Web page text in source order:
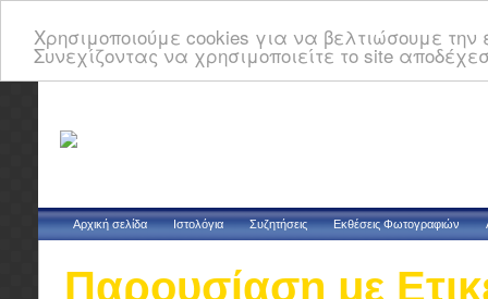
Χρησιμοποιούμε cookies για να βελτιώσουμε
Συνεχίζοντας να χρησιμοποιείτε το site
Αρχική σελίδα Ιστολόγια Συζητήσεις Εκθέσεις Φωτογραφιών
Παρουσίαση με